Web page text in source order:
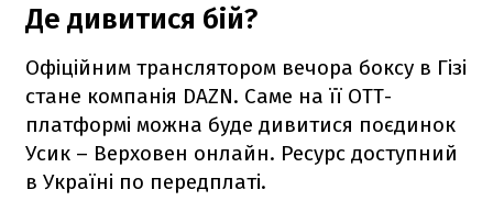
Де дивитися бій?
Офіційним транслятором вечора боксу в Гізі
стане компанія DAZN. Саме на її ОТТ-
платформі можна буде дивитися поєдинок
Усик – Верховен онлайн. Ресурс доступний
в Україні по передплаті.